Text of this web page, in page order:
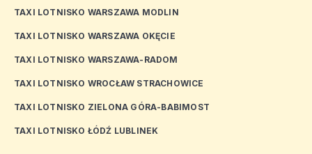
TAXI LOTNISKO WARSZAWA MODLIN
TAXI LOTNISKO WARSZAWA OKĘCIE
TAXI LOTNISKO WARSZAWA-RADOM
TAXI LOTNISKO WROCŁAW STRACHOWICE
TAXI LOTNISKO ZIELONA GÓRA-BABIMOST
TAXI LOTNISKO ŁÓDŹ LUBLINEK